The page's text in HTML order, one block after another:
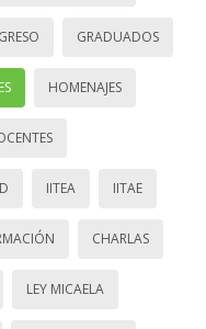
GRADUADOS
HOMENAJES
IITEA IITAE
CHARLAS
LEY MICAELA